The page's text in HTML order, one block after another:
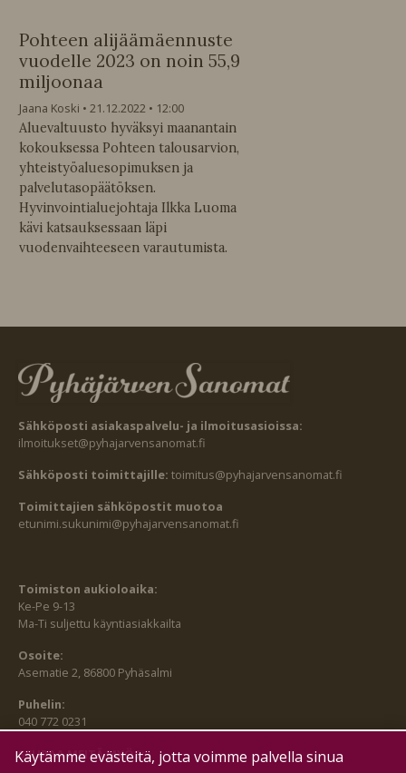
Pohteen alijäämäennuste
vuodelle 2023 on noin 55,9
miljoonaa
Jaana Koski 21.12.2022
12:00
Aluevaltuusto hyväksyi maanantain
kokouksessa Pohteen talousarvion,
yhteistyöaluesopimuksen ja
palvelutasopäätöksen.
Hyvinvointialuejohtaja Ilkka Luoma
kävi katsauksessaan läpi
vuodenvaihteeseen varautumista.
Sähköposti asiakaspalvelu- ja ilmoitusasioissa:
ilmoitukset@pyhajarvensanomat.fi
Sähköposti toimittajille: toimitus@pyhajarvensanomat.fi
Toimittajien sähköpostit muotoa
etunimi.sukunimi@pyhajarvensanomat.fi
Toimiston aukioloaika:
Ke-Pe 9-13
Ma-Ti suljettu käyntiasiakkailta
Osoite:
Asematie 2, 86800 Pyhäsalmi
Puhelin:
040 772 0231
SEURAA MEITÄ MYÖS:
Käytämme evästeitä, jotta voimme palvella sinua